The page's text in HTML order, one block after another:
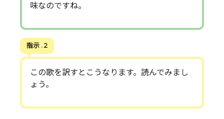
味なのですね。
指示 . 2
この歌を訳すとこうなります。読んでみまし
ょう。